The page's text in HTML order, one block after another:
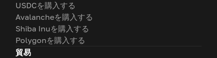
USDCを購入する
Avalancheを購入する
Shiba Inuを購入する
Polygonを購入する
貿易